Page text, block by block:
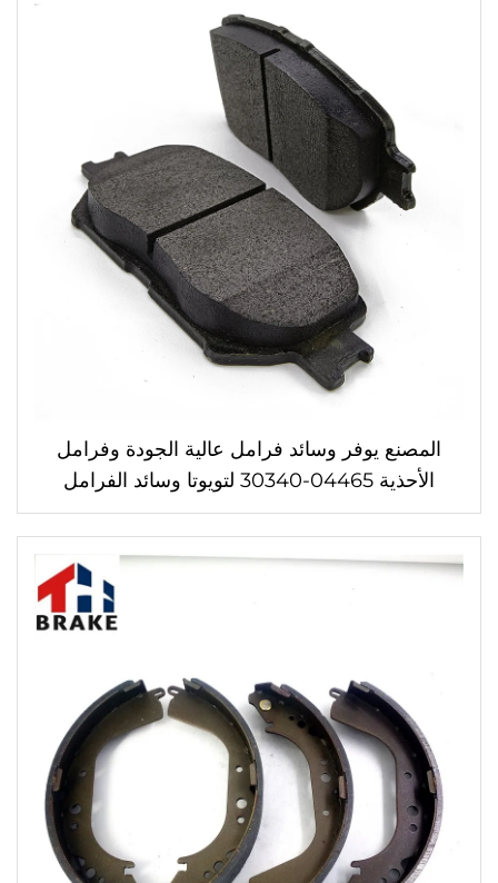
المصنع يوفر وسائد فرامل عالية الجودة وفرامل
الأحذية 04465-30340 لتويوتا وسائد الفرامل
القرصية الأكثر مبيعًا